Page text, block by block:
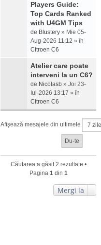
Players Guide:
Top Cards Ranked
with U4GM Tips
de Blustery » Mie 05-
Aug-2026 11:12 » în
Citroen C6
Atelier care poate
interveni la un C6?
de Nicolasb » Joi 23-
Iul-2026 13:17 » în
Citroen C6
Afişează mesajele din ultimele
Căutarea a găsit 2 rezultate •
Pagina 1din 1
Mergi la